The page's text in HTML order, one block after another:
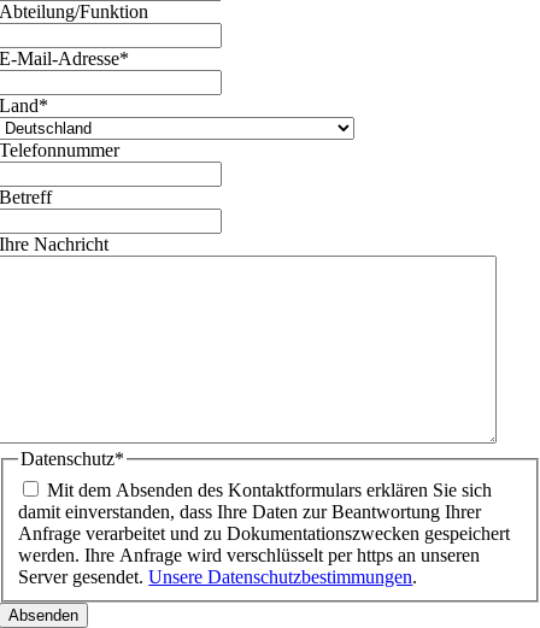
Abteilung/Funktion
E-Mail-Adresse*
Land*
Telefonnummer
Betreff
Ihre Nachricht
Datenschutz*
Mit dem Absenden des Kontaktformulars erklären Sie sich
damit einverstanden, dass Ihre Daten zur Beantwortung Ihrer
Anfrage verarbeitet und zu Dokumentationszwecken gespeichert
werden. Ihre Anfrage wird verschlüsselt per https an unseren
Server gesendet.Unsere Datenschutzbestimmungen.